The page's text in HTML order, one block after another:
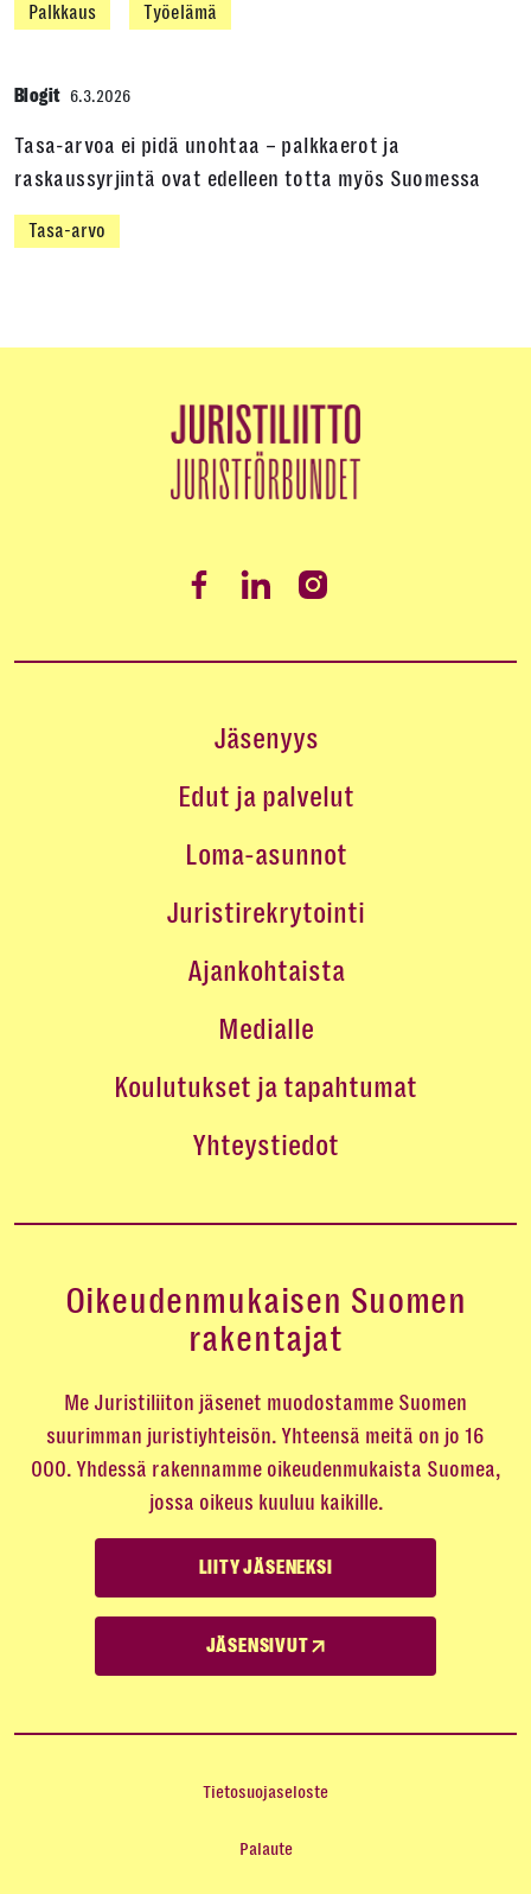
Palkkaus Työelämä
Blogit 6.3.2026
Tasa-arvoa ei pidä unohtaa – palkkaerot ja
raskaussyrjintä ovat edelleen totta myös Suomessa
Tasa-arvo
Jäsenyys
Edut ja palvelut
Loma-asunnot
Juristirekrytointi
Ajankohtaista
Medialle
Koulutukset ja tapahtumat
Yhteystiedot
Oikeudenmukaisen Suomen
rakentajat
Me Juristiliiton jäsenet muodostamme Suomen
suurimman juristiyhteisön. Yhteensä meitä on jo 16
000. Yhdessä rakennamme oikeudenmukaista Suomea,
jossa oikeus kuuluu kaikille.
LIITY JÄSENEKSI
JÄSENSIVUT
Tietosuojaseloste
Palaute